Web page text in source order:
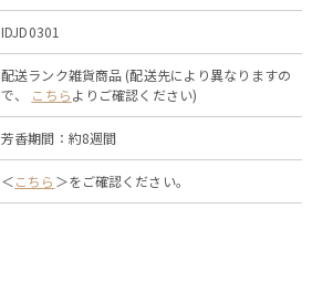
IDJD0301
配送ランク雑貨商品 (配送先により異なりますの
で、 こちらよりご確認ください)
芳香期間：約8週間
＜こちら ＞をご確認ください。